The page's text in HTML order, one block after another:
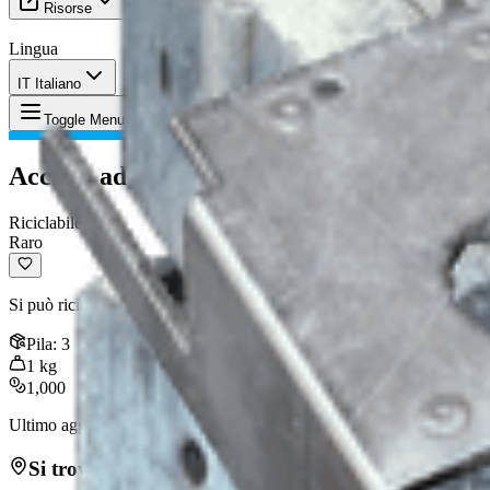
Risorse
Lingua
IT Italiano
Toggle Menu Oggetto:Acciaio ad alte prestazioni
Acciaio ad alte prestazioni ARC
Riciclabile
Raro
Si può riciclare in materiali di fabbricazione.
Pila: 3
1 kg
1,000
Ultimo aggiornamento
Nov 01, 2025
Si trova in